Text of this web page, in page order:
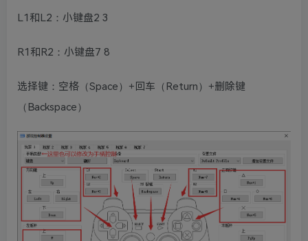
L1和L2：小键盘2 3
R1和R2：小键盘7 8
选择键：空格（Space）+回车（Return）+删除键
（Backspace）